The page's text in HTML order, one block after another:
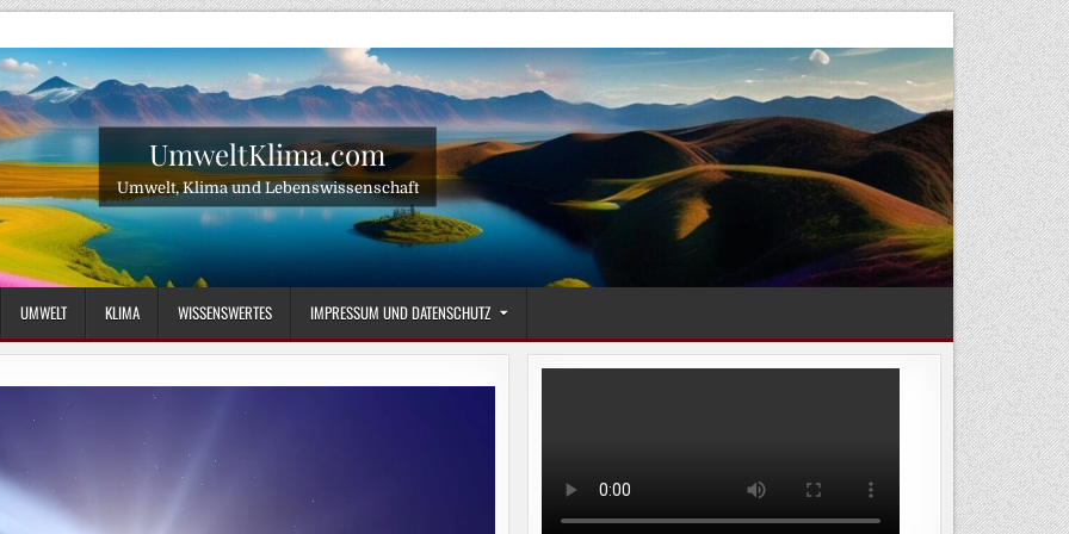
UmweltKlima.com
Umwelt, Klima und Lebenswissenschaft
UMWELT KLIMA WISSENSWERTES IMPRESSUM UND DATENSCHUTZ